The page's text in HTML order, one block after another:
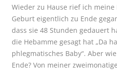
Wieder zu Hause rief ich
Geburt eigentlich zu Ende
dass sie 48 Stunden gedauert
die Hebamme gesagt hat „Da
phlegmatisches Baby“. Aber
Ende? Von meiner